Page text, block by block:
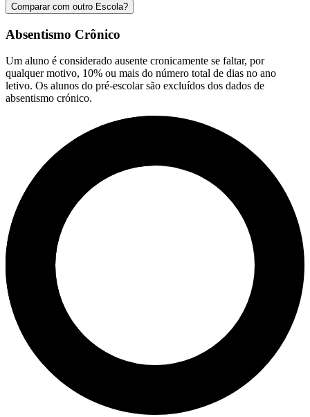
Comparar com outro Escola?
Absentismo Crônico
Um aluno é considerado ausente cronicamente se faltar, por
qualquer motivo, 10% ou mais do número total de dias no ano
letivo. Os alunos do pré-escolar são excluídos dos dados de
absentismo crónico.